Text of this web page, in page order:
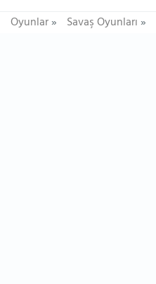
Oyunlar» Savaş Oyunları»